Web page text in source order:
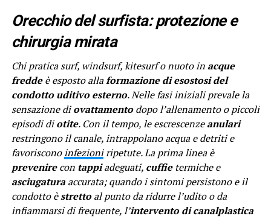
Orecchio del surfista: protezione e
chirurgia mirata
Chi pratica surf, windsurf, kitesurf o nuoto in acque
freddeè esposto allaformazione di esostosi del
condotto uditivo esterno. Nelle fasi iniziali prevale la
sensazione diovattamentodopo l’allenamento o piccoli
episodi diotite. Con il tempo, le escrescenzeanulari
restringono il canale, intrappolano acqua e detriti e
favorisconoinfezioniripetute. La prima linea è
prevenirecon tappiadeguati, cuffietermiche e
asciugaturaaccurata; quando i sintomi persistono e il
condotto èstrettoal punto da ridurre l’udito o da
infiammarsi di frequente, l’intervento di canalplastica